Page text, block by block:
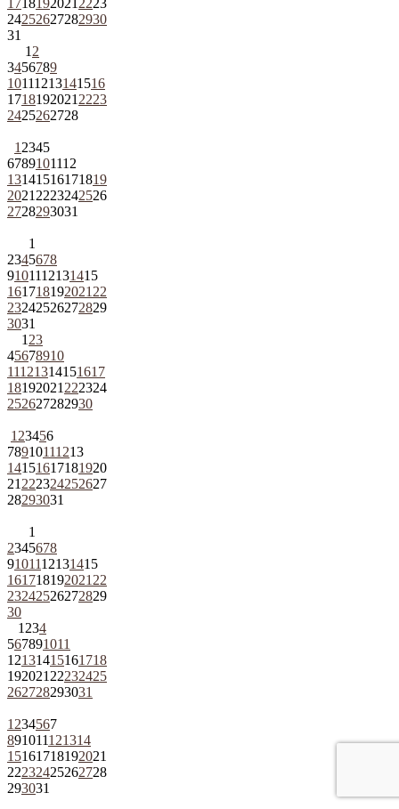
24252627282930
31
1 2
3456789
10111213141516
1718192021 2223
2425262728
1 2345
6789101112
13141516171819
2021 2223242526
2728293031
1
2345678
9101112131415
161718192021 22
23242526272829
3031
1 23
45678910
11121314151617
18192021 222324
252627282930
1 23456
78910111213
14151617181920
21 222324252627
28293031
1
2345678
9101112131415
161718192021 22
23242526272829
30
1 234
567891011
12131415161718
192021 22232425
262728293031
1 234567
891011121314
15161718192021
22232425262728
293031